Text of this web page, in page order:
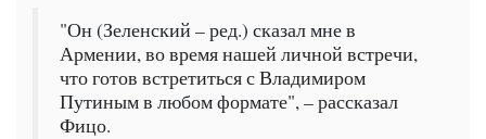
"Он (Зеленский – ред.) сказал мне в
Армении, во время нашей личной встречи,
что готов встретиться с Владимиром
Путиным в любом формате", – рассказал
Фицо.